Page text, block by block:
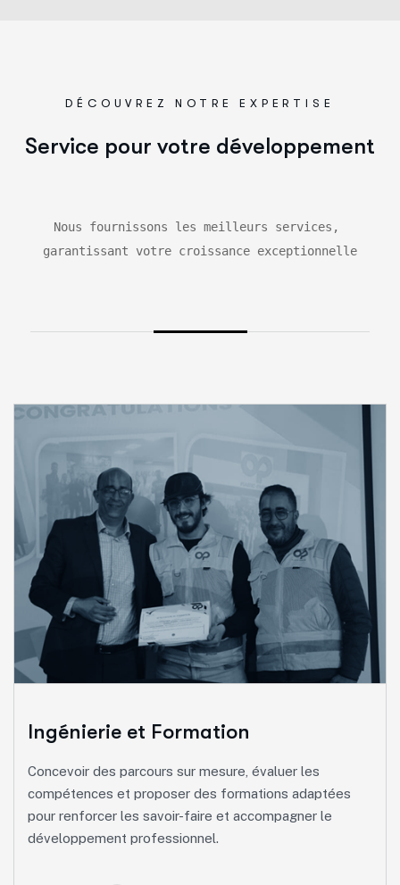
DÉCOUVREZ NOTRE EXPERTISE
Service pour votre développement
Nous fournissons les meilleurs services,
garantissant votre croissance exceptionnelle
Ingénierie et Formation
Concevoir des parcours sur mesure, évaluer les
compétences et proposer des formations adaptées
pour renforcer les savoir-faire et accompagner le
développement professionnel.